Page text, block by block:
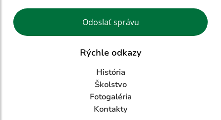
Google reCaptcha Response
Odoslať správu
Rýchle odkazy
História
Školstvo
Fotogaléria
Kontakty